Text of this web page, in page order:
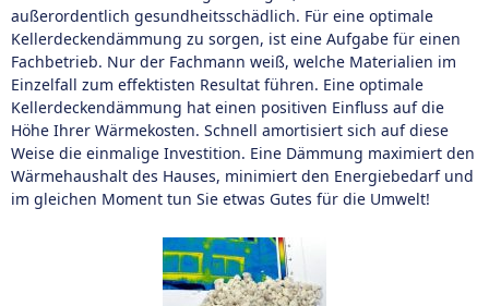
außerordentlich gesundheitsschädlich. Für eine optimale
Kellerdeckendämmung zu sorgen, ist eine Aufgabe für einen
Fachbetrieb. Nur der Fachmann weiß, welche Materialien im
Einzelfall zum effektisten Resultat führen. Eine optimale
Kellerdeckendämmung hat einen positiven Einfluss auf die
Höhe Ihrer Wärmekosten. Schnell amortisiert sich auf diese
Weise die einmalige Investition. Eine Dämmung maximiert den
Wärmehaushalt des Hauses, minimiert den Energiebedarf und
im gleichen Moment tun Sie etwas Gutes für die Umwelt!